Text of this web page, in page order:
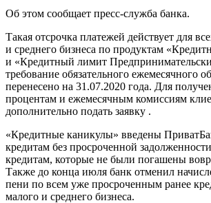
Об этом сообщает пресс-служба банка.
Такая отсрочка платежей действует для
и среднего бизнеса по продуктам
и «Кредитный лимит
требование обязательного ежемесячного
перенесено на 31.07.2020 года. Для
процентам и ежемесячным комиссиям
дополнительно подать заявку .
«Кредитные каникулы» введены
кредитам без просроченной
кредитам, которые не были погашены
Также до конца июля банк отменил
пени по всем уже просроченным ранее
малого и среднего бизнеса.